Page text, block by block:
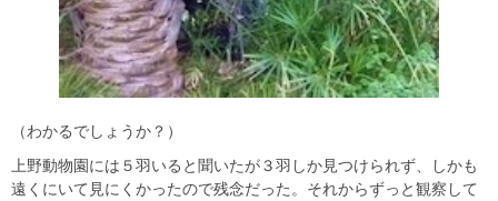
（わかるでしょうか？）
上野動物園には５羽いると聞いたが３羽しか見つけられず、しかも
遠くにいて見にくかったので残念だった。それからずっと観察して